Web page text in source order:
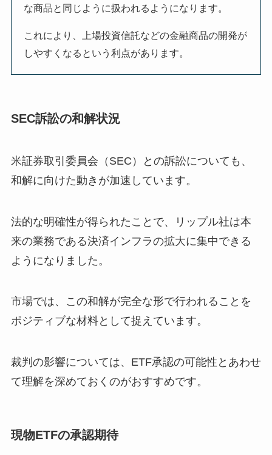
な商品と同じように扱われるようになります。
これにより、上場投資信託などの金融商品の開発が
しやすくなるという利点があります。
SEC訴訟の和解状況
米証券取引委員会（SEC）との訴訟についても、
和解に向けた動きが加速しています。
法的な明確性が得られたことで、リップル社は本
来の業務である決済インフラの拡大に集中できる
ようになりました。
市場では、この和解が完全な形で行われることを
ポジティブな材料として捉えています。
裁判の影響については、ETF承認の可能性とあわせ
て理解を深めておくのがおすすめです。
現物ETFの承認期待